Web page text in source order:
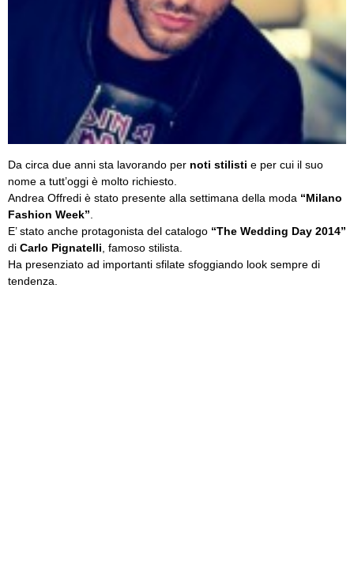
Da circa due anni sta lavorando per noti stilisti e per cui il suo
nome a tutt’oggi è molto richiesto.
Andrea Offredi è stato presente alla settimana della moda “Milano
Fashion Week”
E’ stato anche protagonista del catalogo “The Wedding Day 2014”
di Carlo Pignatelli , famoso stilista.
Ha presenziato ad importanti sfilate sfoggiando look sempre di
tendenza.